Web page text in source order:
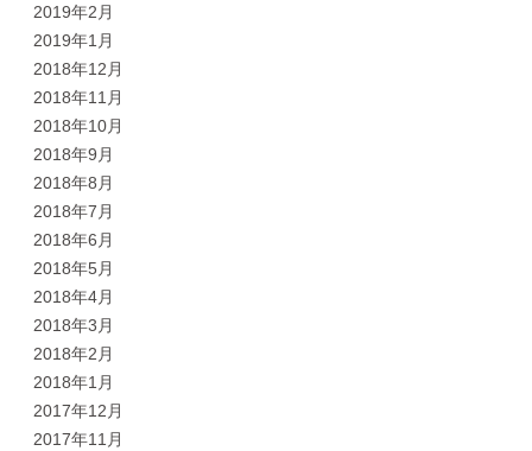
2019年2月
2019年1月
2018年12月
2018年11月
2018年10月
2018年9月
2018年8月
2018年7月
2018年6月
2018年5月
2018年4月
2018年3月
2018年2月
2018年1月
2017年12月
2017年11月